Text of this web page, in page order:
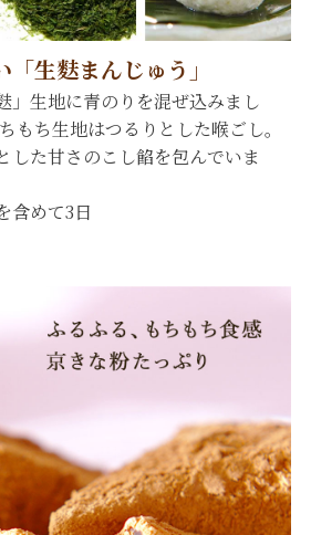
「生麩まんじゅう」
」生地に青のりを混ぜ込みまし
もち生地はつるりとした喉ごし。
した甘さのこし餡を包んでいま
含めて3日